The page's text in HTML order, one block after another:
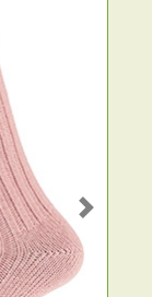
Next